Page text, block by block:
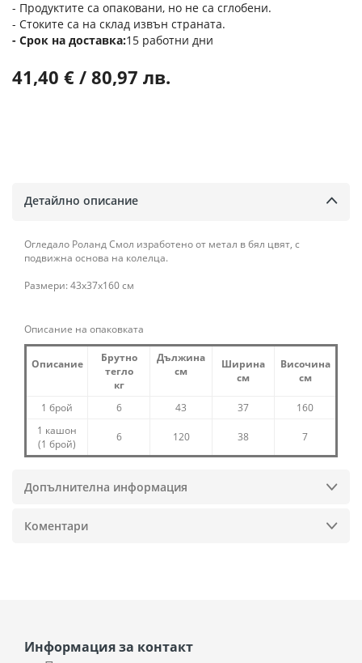
- Продуктите са опаковани, но не са сглобени.
- Стоките са на склад извън страната.
Срок на доставка 15 работни дни
41,40 € / 80,97 лв.
Детайлно описание
Огледало Роланд Смол изработено от метал в бял цвят, с
подвижна основа на колелца.
Размери: 43x37x160 см
Описание на опаковката
Описание
Брутно
тегло
кг
Дължина
см
Ширина
см
Височина
см
1 брой 6 43 37
160
1 кашон
(1 брой)
6 120 38 7
Допълнителна информация
Коментари
Информация за контакт